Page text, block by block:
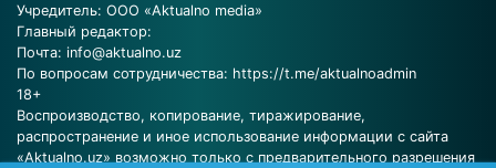
Учредитель: ООО «Aktualno media»
Главный редактор:
Почта: info@aktualno.uz
По вопросам сотрудничества: https://t.me/aktualnoadmin
18+
Воспроизводство, копирование, тиражирование,
распространение и иное использование информации с сайта
«Aktualno.uz» возможно только с предварительного разрешения